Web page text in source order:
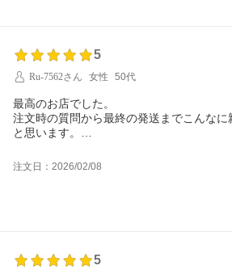
5
Ru-7562さん
女性 50代
最高のお店でした。
注文時の質問から最終の発送までこんな
と思います。
ネットショップはお顔の見えない取引な
多い中
商品の包装も大変きれいで、贈り物にも
お店選びで迷ったら是非こちらのお店が
注文日：2026/02/08
5